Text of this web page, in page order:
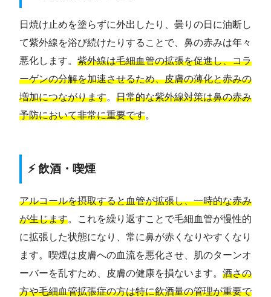
日焼け止めを塗らずに外出したり、曇りの日に油断し
て紫外線を浴び続けたりすることで、鼻の赤みは年々
悪化します。 紫外線は毛細血管の拡張を促進し、コラ
ーゲンの分解を加速させるため、皮膚の薄化と赤みの
増加につながります。 日常的な紫外線対策は鼻の赤み
予防において非常に重要です。
⚡ 飲酒・喫煙
アルコールを摂取すると血管が拡張し、一時的な赤み
が生じます。これを繰り返すことで毛細血管が慢性的
に拡張した状態になり、常に鼻が赤くなりやすくなり
ます。喫煙は皮膚への血流を悪化させ、肌のターンオ
ーバーを乱すため、皮膚の健康を損ないます。 酒さの
方や毛細血管拡張症の方は特に飲酒量の管理が重要で